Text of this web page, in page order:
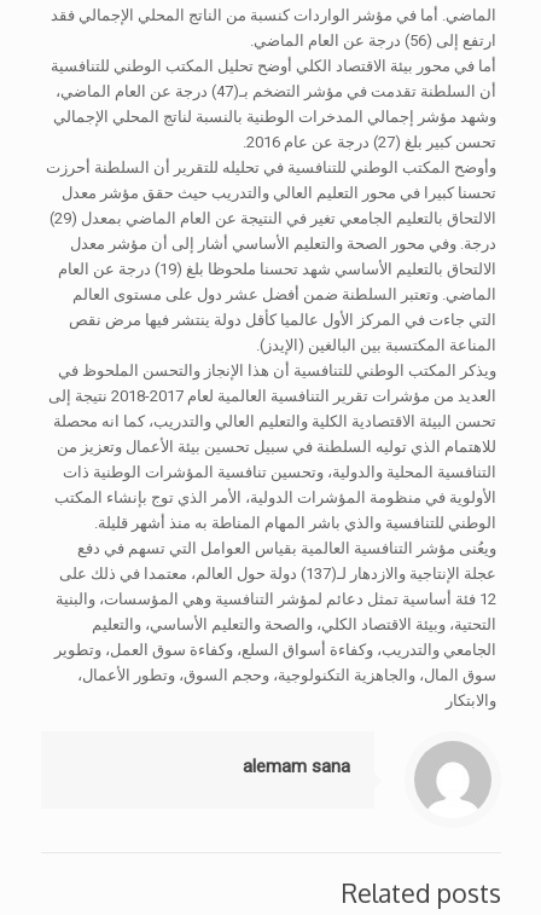
الماضي. أما في مؤشر الواردات كنسبة من الناتج المحلي الإجمالي فقد
ارتفع إلى (56) درجة عن العام الماضي.
أما في محور بيئة الاقتصاد الكلي أوضح تحليل المكتب الوطني للتنافسية
أن السلطنة تقدمت في مؤشر التضخم بـ(47) درجة عن العام الماضي،
وشهد مؤشر إجمالي المدخرات الوطنية بالنسبة لناتج المحلي الإجمالي
تحسن كبير بلغ (27) درجة عن عام 2016.
وأوضح المكتب الوطني للتنافسية في تحليله للتقرير أن السلطنة أحرزت
تحسنا كبيرا في محور التعليم العالي والتدريب حيث حقق مؤشر معدل
الالتحاق بالتعليم الجامعي تغير في النتيجة عن العام الماضي بمعدل (29)
درجة. وفي محور الصحة والتعليم الأساسي أشار إلى أن مؤشر معدل
الالتحاق بالتعليم الأساسي شهد تحسنا ملحوظا بلغ (19) درجة عن العام
الماضي. وتعتبر السلطنة ضمن أفضل عشر دول على مستوى العالم
التي جاءت في المركز الأول عالميا كأقل دولة ينتشر فيها مرض نقص
المناعة المكتسبة بين البالغين (الإيدز).
ويذكر المكتب الوطني للتنافسية أن هذا الإنجاز والتحسن الملحوظ في
العديد من مؤشرات تقرير التنافسية العالمية لعام 2017-2018 نتيجة إلى
تحسن البيئة الاقتصادية الكلية والتعليم العالي والتدريب، كما انه محصلة
للاهتمام الذي توليه السلطنة في سبيل تحسين بيئة الأعمال وتعزيز من
التنافسية المحلية والدولية، وتحسين تنافسية المؤشرات الوطنية ذات
الأولوية في منظومة المؤشرات الدولية، الأمر الذي توج بإنشاء المكتب
الوطني للتنافسية والذي باشر المهام المناطة به منذ أشهر قليلة.
ويعُنى مؤشر التنافسية العالمية بقياس العوامل التي تسهم في دفع
عجلة الإنتاجية والازدهار لـ(137) دولة حول العالم، معتمدا في ذلك على
12 فئة أساسية تمثل دعائم لمؤشر التنافسية وهي المؤسسات، والبنية
التحتية، وبيئة الاقتصاد الكلي، والصحة والتعليم الأساسي، والتعليم
الجامعي والتدريب، وكفاءة أسواق السلع، وكفاءة سوق العمل، وتطوير
سوق المال، والجاهزية التكنولوجية، وحجم السوق، وتطور الأعمال،
والابتكار
alemam sana
Related posts